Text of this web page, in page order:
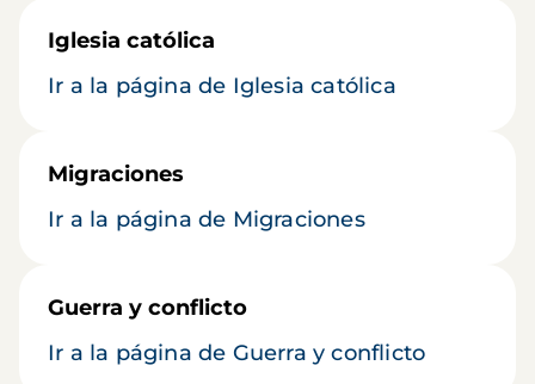
Iglesia católica
Ir a la página de Iglesia católica
Migraciones
Ir a la página de Migraciones
Guerra y conflicto
Ir a la página de Guerra y conflicto